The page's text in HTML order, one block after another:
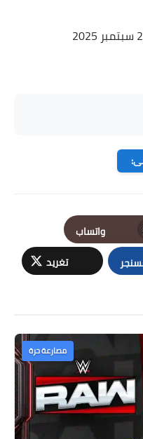
مشاهدة عرض سماك داون الاخير 26 سبتمبر 2025
واتساب
تغريد
مصارعة حرة